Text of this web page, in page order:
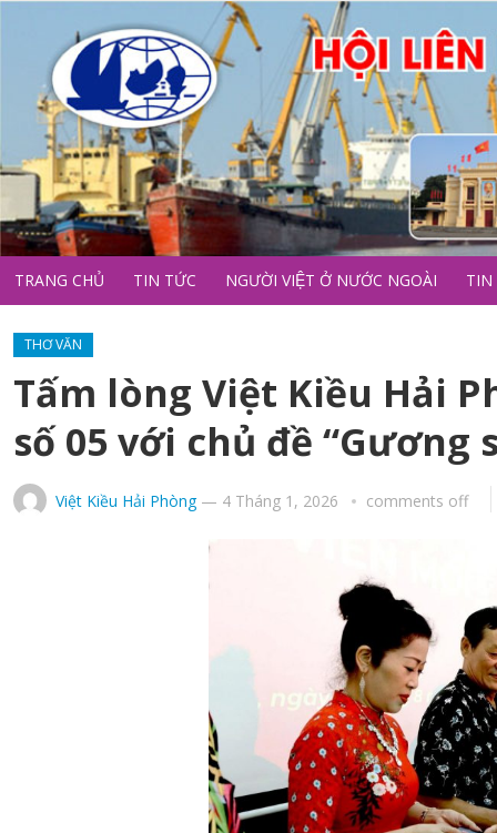
TRANG CHỦ TIN TỨC NGƯỜI VIỆT Ở NƯỚC NGOÀI TIN
THƠ VĂN
Tấm lòng Việt Kiều Hải
số 05 với chủ đề “Gương
Việt Kiều Hải Phòng— 4 Tháng 1, 2026 comments off